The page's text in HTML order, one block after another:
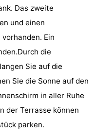
Das zweite
und einen
Ein
die
Sie auf die
Sie die Sonne auf den
in aller Ruhe
der Terrasse können
parken.